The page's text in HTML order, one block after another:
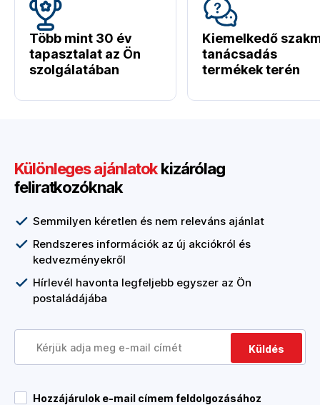
Több mint 30 év
tapasztalat az Ön
szolgálatában
Kiemelkedő
tanácsadás
termékek terén
Különleges ajánlatokkizárólag
feliratkozóknak
Semmilyen kéretlen és nem releváns ajánlat
Rendszeres információk az új akciókról és
kedvezményekről
Hírlevél havonta legfeljebb egyszer az Ön
postaládájába
Küldés
Hozzájárulok e-mail címem feldolgozásához